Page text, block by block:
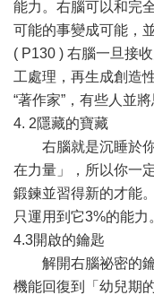
能力。右腦可以和完
可能的事變成可能，
( P130 ) 右腦一旦接
工處理，再生成創造
“著作家”，有些人並
4. 2隱藏的寶藏
右腦就是沉睡於你
在力量」，所以你一
鍛鍊並習得新的才能
只運用到它3%的能力
4.3開啟的鑰匙
解開右腦祕密的鑰
機能回復到「幼兒期